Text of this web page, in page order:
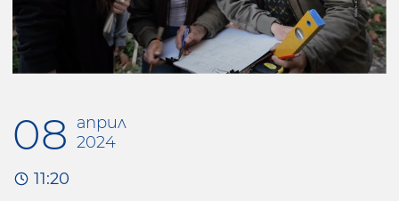
08 април
2024
11:20